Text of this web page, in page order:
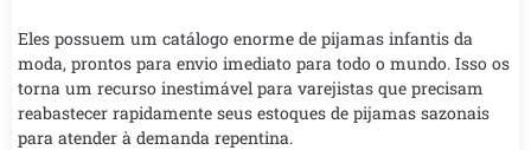
Eles possuem um catálogo enorme de pijamas infantis da
moda, prontos para envio imediato para todo o mundo. Isso os
torna um recurso inestimável para varejistas que precisam
reabastecer rapidamente seus estoques de pijamas sazonais
para atender à demanda repentina.